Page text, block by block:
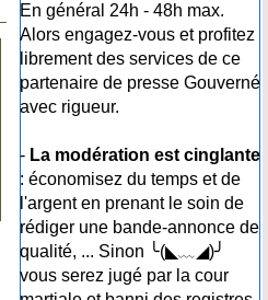
En général 24h - 48h max.
Alors engagez-vous et profitez
librement des services de ce
partenaire de presse Gouverné
avec rigueur.
- La modération est cinglante
: économisez du temps et de
l'argent en prenant le soin de
rédiger une bande-annonce de
qualité, ... Sinon ╰(◣﹏◢)╯
vous serez jugé par la cour